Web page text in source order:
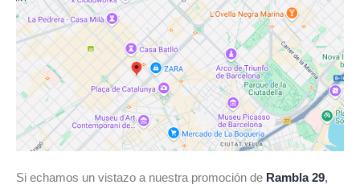
Si echamos un vistazo a nuestra promoción de Rambla 29,